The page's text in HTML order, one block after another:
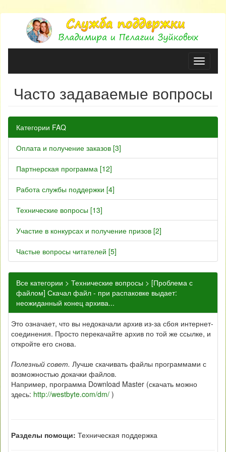
ON|OFF
Часто задаваемые вопросы
Категории FAQ
Оплата и получение заказов [3]
Партнерская программа [12]
Работа службы поддержки [4]
Технические вопросы [13]
Участие в конкурсах и получение призов [2]
Частые вопросы читателей [5]
Все категории > Технические вопросы > [Проблема с
файлом] Скачал файл - при распаковке выдает:
неожиданный конец архива...
Это означает, что вы недокачали архив из-за сбоя интернет-
соединения. Просто перекачайте архив по той же ссылке, и
откройте его снова.
Полезный совет. Лучше скачивать файлы программами с
возможностью докачки файлов.
Например, программа Download Master (скачать можно
здесь: http://westbyte.com/dm/ )
Разделы помощи: Техническая поддержка